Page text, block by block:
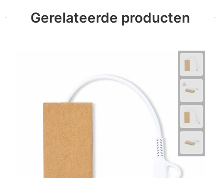
Gerelateerde producten